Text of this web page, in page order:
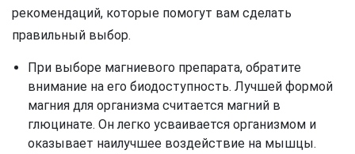
рекомендаций, которые помогут вам сделать
правильный выбор.
При выборе магниевого препарата, обратите
внимание на его биодоступность. Лучшей формой
магния для организма считается магний в
глюцинате. Он легко усваивается организмом и
оказывает наилучшее воздействие на мышцы.